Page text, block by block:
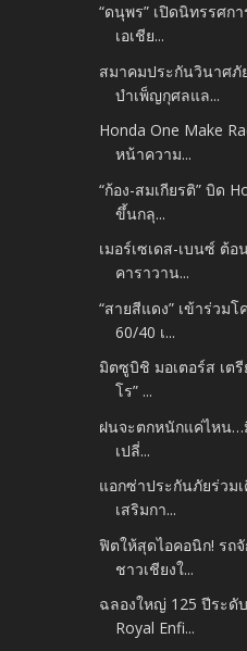
“ดนุพร” เปิดนิทรรศก
เอเชีย...
สมาคมประกันวินาศภั
บำเพ็ญกุศลแล...
Honda One Make
หน้าความ...
“ก้อง-สมเกียรติ” บิด
ขึ้นกลุ...
เมอร์เซเดส-เบนซ์ ต้อ
คาราวาน...
“สายสีแดง” เข้าร่วม
60/40 เ...
มิตซูบิชิ มอเตอร์ส เต
โร” ...
ฝนจะตกหนักแค่ไหน
เปลี่...
แอกซ่าประกันภัยร่วม
เสริมกา...
ฟิตให้สุดไอคอนิก! รถ
ชาวเชียงใ...
ฉลองใหญ่ 125 ปีระดั
Royal Enfi...